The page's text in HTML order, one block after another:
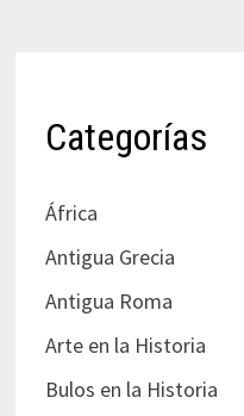
Categorías
África
Antigua Grecia
Antigua Roma
Arte en la Historia
Bulos en la Historia